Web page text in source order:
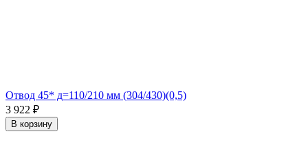
Отвод 45* д=110/210 мм (304/430)(0,5)
3 922 ₽
В корзину